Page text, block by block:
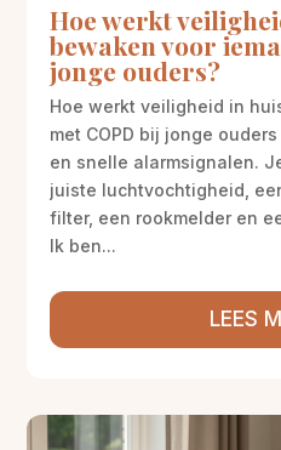
Hoe werkt
bewaken voor
jonge ouders?
Hoe werkt veiligheid in
met COPD bij jonge
en snelle alarmsignalen.
juiste luchtvochtigheid,
filter, een rookmelder en
Ik ben...
LEES